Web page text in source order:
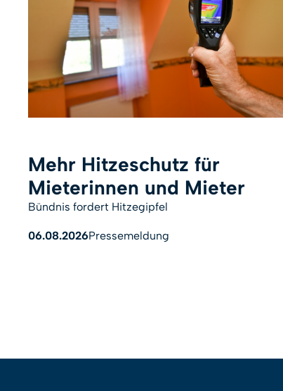
Mehr Hitzeschutz für
Mieterinnen und Mieter
Bündnis fordert Hitzegipfel
06.08.2026Pressemeldung